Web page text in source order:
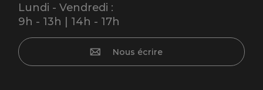
Lundi - Vendredi :
9h - 13h | 14h - 17h
Nous écrire